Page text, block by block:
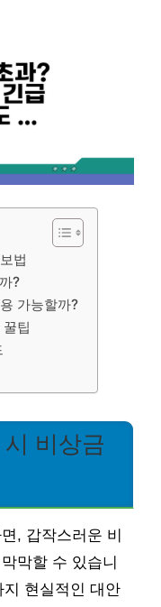
법
?
가능할까?
팁
비상금
, 갑작스러운 비
막할 수 있습니
현실적인 대안